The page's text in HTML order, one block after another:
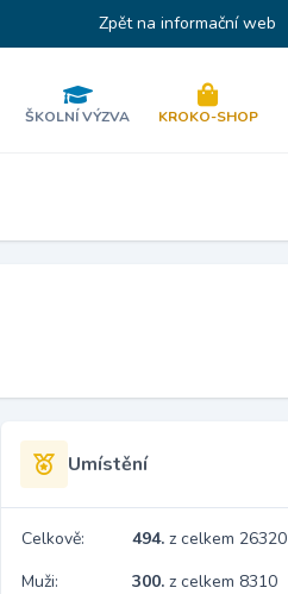
Zpět na informační web
ŠKOLNÍ VÝZVA KROKO-SHOP
Umístění
Celkově: 494. z celkem 26320
Muži:
300. z celkem 8310